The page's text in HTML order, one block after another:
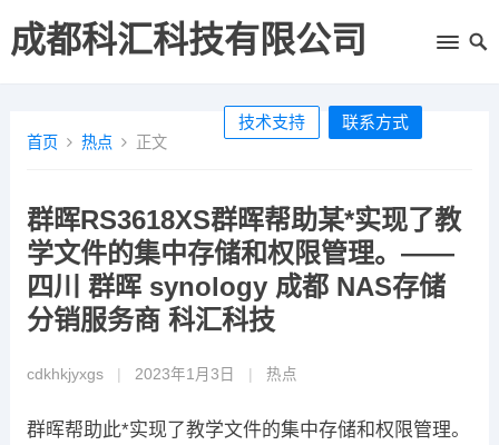
成都科汇科技有限公司
技术支持 联系方式
首页 热点 正文
群晖RS3618XS群晖帮助某*实现了教
学文件的集中存储和权限管理。——
四川 群晖 synology 成都 NAS存储
分销服务商 科汇科技
cdkhkjyxgs 2023年1月3日 热点
群晖帮助此*实现了教学文件的集中存储和权限管理。